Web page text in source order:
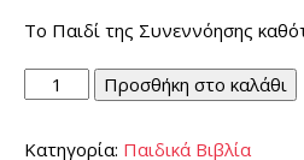
Το Παιδί της Συνεννόησης
Πρώτο
στη
Προσθήκη στο καλάθι
Κατηγορία: Παιδικά Βιβλία